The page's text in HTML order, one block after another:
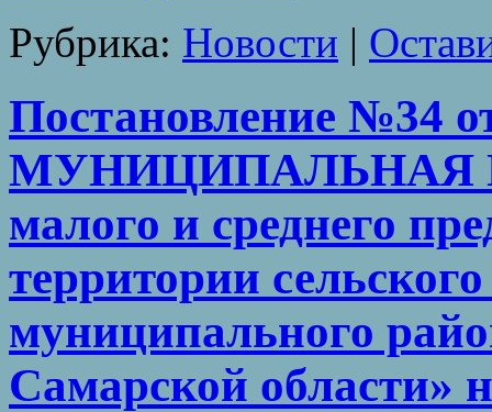
Рубрика: Новости |
Постановление №34
МУНИЦИПАЛЬНАЯ
малого и среднего
территории
муниципального
Самарской области»